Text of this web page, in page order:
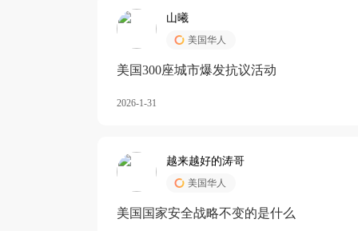
山曦
美国华人
美国300座城市爆发抗议活动
2026-1-31
越来越好的涛哥
美国华人
美国国家安全战略不变的是什么